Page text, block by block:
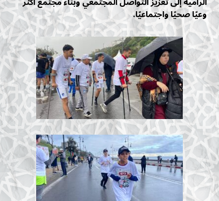
وعيًا صحيًا واجتماعيًا.